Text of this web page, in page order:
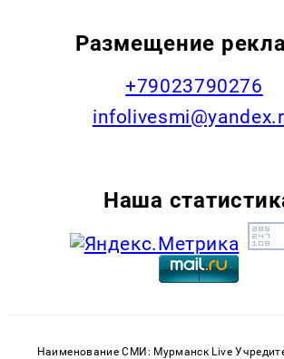
Размещение
+79023790276
Наша
Наименование СМИ: Мурманск Live